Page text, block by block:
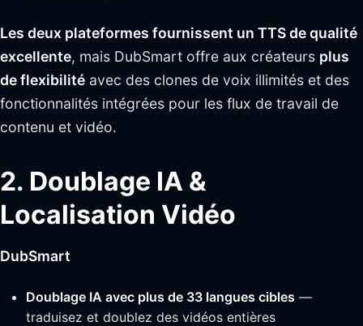
Les deux plateformes fournissent un TTS de qualité
excellente, mais DubSmart offre aux créateurs plus
de flexibilité avec des clones de voix illimités et des
fonctionnalités intégrées pour les flux de travail de
contenu et vidéo.
2. Doublage IA &
Localisation Vidéo
DubSmart
Doublage IA avec plus de 33 langues cibles —
traduisez et doublez des vidéos entières